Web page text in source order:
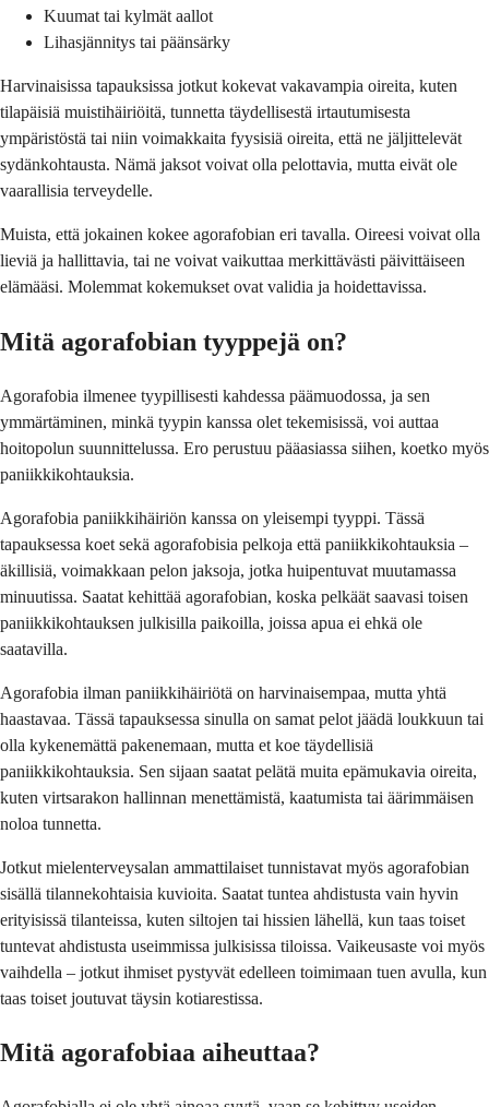
Kuumat tai kylmät aallot
Lihasjännitys tai päänsärky
Harvinaisissa tapauksissa jotkut kokevat vakavampia oireita, kuten
tilapäisiä muistihäiriöitä, tunnetta täydellisestä irtautumisesta
ympäristöstä tai niin voimakkaita fyysisiä oireita, että ne jäljittelevät
sydänkohtausta. Nämä jaksot voivat olla pelottavia, mutta eivät ole
vaarallisia terveydelle.
Muista, että jokainen kokee agorafobian eri tavalla. Oireesi voivat olla
lieviä ja hallittavia, tai ne voivat vaikuttaa merkittävästi päivittäiseen
elämääsi. Molemmat kokemukset ovat validia ja hoidettavissa.
Mitä agorafobian tyyppejä on?
Agorafobia ilmenee tyypillisesti kahdessa päämuodossa, ja sen
ymmärtäminen, minkä tyypin kanssa olet tekemisissä, voi auttaa
hoitopolun suunnittelussa. Ero perustuu pääasiassa siihen, koetko myös
paniikkikohtauksia.
Agorafobia paniikkihäiriön kanssa on yleisempi tyyppi. Tässä
tapauksessa koet sekä agorafobisia pelkoja että paniikkikohtauksia –
äkillisiä, voimakkaan pelon jaksoja, jotka huipentuvat muutamassa
minuutissa. Saatat kehittää agorafobian, koska pelkäät saavasi toisen
paniikkikohtauksen julkisilla paikoilla, joissa apua ei ehkä ole
saatavilla.
Agorafobia ilman paniikkihäiriötä on harvinaisempaa, mutta yhtä
haastavaa. Tässä tapauksessa sinulla on samat pelot jäädä loukkuun tai
olla kykenemättä pakenemaan, mutta et koe täydellisiä
paniikkikohtauksia. Sen sijaan saatat pelätä muita epämukavia oireita,
kuten virtsarakon hallinnan menettämistä, kaatumista tai äärimmäisen
noloa tunnetta.
Jotkut mielenterveysalan ammattilaiset tunnistavat myös agorafobian
sisällä tilannekohtaisia ​​kuvioita. Saatat tuntea ahdistusta vain hyvin
erityisissä tilanteissa, kuten siltojen tai hissien lähellä, kun taas toiset
tuntevat ahdistusta useimmissa julkisissa tiloissa. Vaikeusaste voi myös
vaihdella – jotkut ihmiset pystyvät edelleen toimimaan tuen avulla, kun
taas toiset joutuvat täysin kotiarestissa.
Mitä agorafobiaa aiheuttaa?